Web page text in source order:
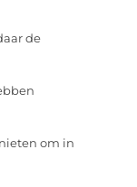
de
om in